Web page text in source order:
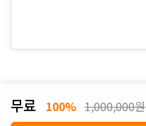
무료 100% 1,000,000원